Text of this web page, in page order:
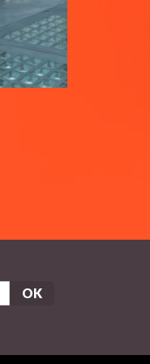
pour contrôler la